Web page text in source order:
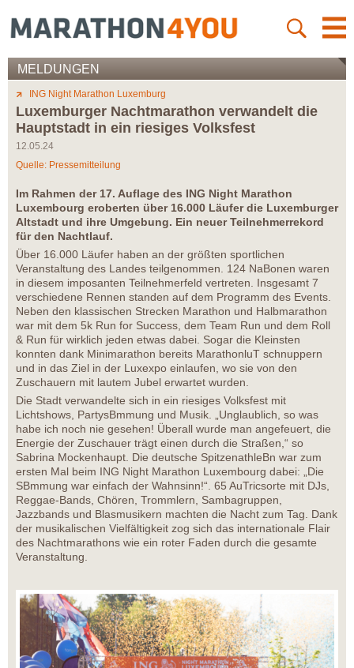
MELDUNGEN
ING Night Marathon Luxemburg
Luxemburger Nachtmarathon verwandelt die
Hauptstadt in ein riesiges Volksfest
12.05.24
Quelle: Pressemitteilung
Im Rahmen der 17. Auflage des ING Night Marathon
Luxembourg eroberten über 16.000 Läufer die Luxemburger
Altstadt und ihre Umgebung. Ein neuer Teilnehmerrekord
für den Nachtlauf.
Über 16.000 Läufer haben an der größten sportlichen
Veranstaltung des Landes teilgenommen. 124 NaBonen waren
in diesem imposanten Teilnehmerfeld vertreten. Insgesamt 7
verschiedene Rennen standen auf dem Programm des Events.
Neben den klassischen Strecken Marathon und Halbmarathon
war mit dem 5k Run for Success, dem Team Run und dem Roll
& Run für wirklich jeden etwas dabei. Sogar die Kleinsten
konnten dank Minimarathon bereits MarathonluT schnuppern
und in das Ziel in der Luxexpo einlaufen, wo sie von den
Zuschauern mit lautem Jubel erwartet wurden.
Die Stadt verwandelte sich in ein riesiges Volksfest mit
Lichtshows, PartysBmmung und Musik. „Unglaublich, so was
habe ich noch nie gesehen! Überall wurde man angefeuert, die
Energie der Zuschauer trägt einen durch die Straßen,“ so
Sabrina Mockenhaupt. Die deutsche SpitzenathleBn war zum
ersten Mal beim ING Night Marathon Luxembourg dabei: „Die
SBmmung war einfach der Wahnsinn!“. 65 AuTricsorte mit DJs,
Reggae-Bands, Chören, Trommlern, Sambagruppen,
Jazzbands und Blasmusikern machten die Nacht zum Tag. Dank
der musikalischen Vielfältigkeit zog sich das internationale Flair
des Nachtmarathons wie ein roter Faden durch die gesamte
Veranstaltung.